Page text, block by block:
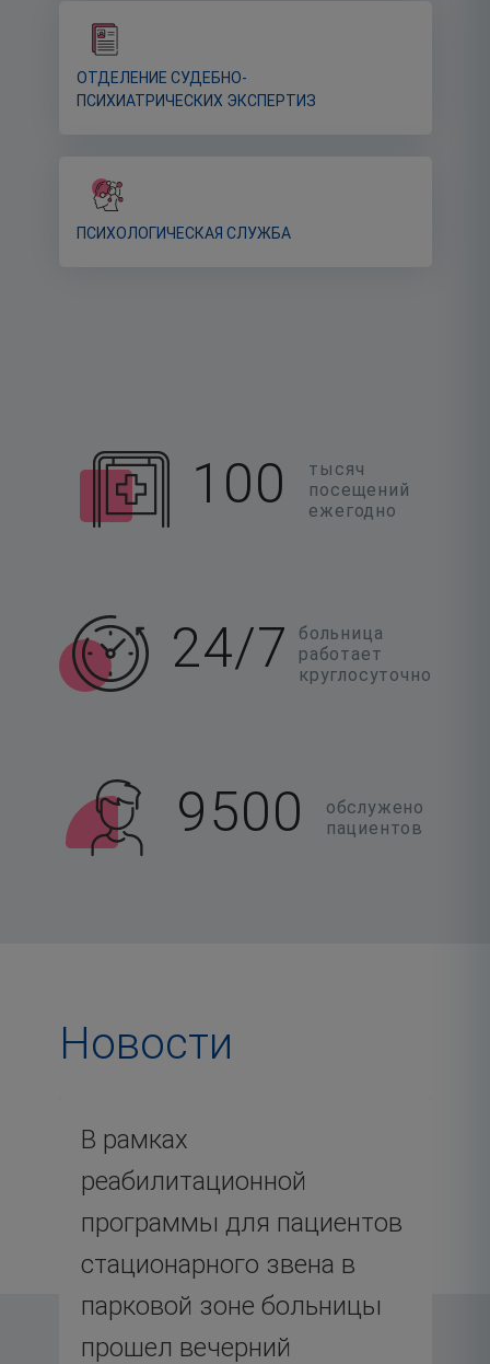
ОТДЕЛЕНИЕ СУДЕБНО-
ПСИХИАТРИЧЕСКИХ ЭКСПЕРТИЗ
ПСИХОЛОГИЧЕСКАЯ СЛУЖБА
100
тысяч
посещений
ежегодно
24/7
больница
работает
круглосуточно
9500
обслужено
пациентов
Новости
В рамках
реабилитационной
программы для пациентов
стационарного звена в
парковой зоне больницы
прошел вечерний